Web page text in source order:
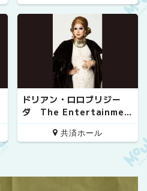
ドリアン・ロロブリジー
ダ The Entertainmen
t!! 20th Anniversary S
共済ホール